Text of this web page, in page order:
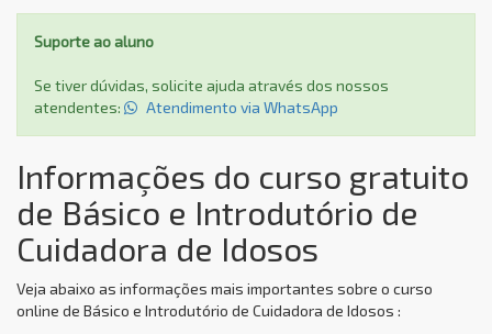
Suporte ao aluno
Se tiver dúvidas, solicite ajuda através dos nossos
atendentes:
Atendimento via WhatsApp
Informações do curso gratuito
de Básico e Introdutório de
Cuidadora de Idosos
Veja abaixo as informações mais importantes sobre o curso
online de Básico e Introdutório de Cuidadora de Idosos :